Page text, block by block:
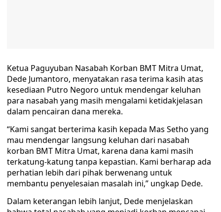
Ketua Paguyuban Nasabah Korban BMT Mitra Umat,
Dede Jumantoro, menyatakan rasa terima kasih atas
kesediaan Putro Negoro untuk mendengar keluhan
para nasabah yang masih mengalami ketidakjelasan
dalam pencairan dana mereka.
“Kami sangat berterima kasih kepada Mas Setho yang
mau mendengar langsung keluhan dari nasabah
korban BMT Mitra Umat, karena dana kami masih
terkatung-katung tanpa kepastian. Kami berharap ada
perhatian lebih dari pihak berwenang untuk
membantu penyelesaian masalah ini,” ungkap Dede.
Dalam keterangan lebih lanjut, Dede menjelaskan